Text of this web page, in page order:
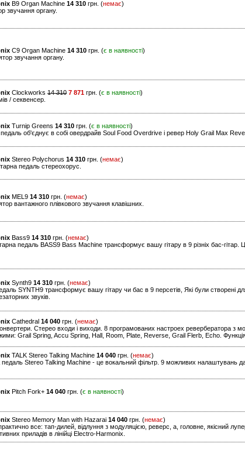
B9 Organ Machine 14 310 грн. (немає)
звучання органу.
C9 Organ Machine 14 310 грн. (є в наявності)
звучання органу.
Clockworks 14 310 7 871 грн. (є в наявності)
/ секвенсер.
Turnip Greens 14 310 грн. (є в наявності)
об'єднує в собі овердрайв Soul Food Overdrive і ревер Holy Grail Max
Stereo Polychorus 14 310 грн. (немає)
педаль стереохорус.
MEL9 14 310 грн. (немає)
вантажного плівкового звучання клавішних.
Bass9 14 310 грн. (немає)
педаль BASS9 Bass Machine трансформує вашу гітару в 9 різніх бас-
Synth9 14 310 грн. (немає)
SYNTH9 трансформує вашу гітару чи бас в 9 персетів, Які були створені
звуків.
Cathedral 14 040 грн. (немає)
Стерео входи і виходи. 8 програмованих настроех ревербератора з
Grail Spring, Accu Spring, Hall, Room, Plate, Reverse, Grail Flerb, Echo.
TALK Stereo Talking Machine 14 040 грн. (немає)
Stereo Talking Machine - це вокальний фільтр. 9 можливих налаштувань
Pitch Fork+ 14 040 грн. (є в наявності)
Stereo Memory Man with Hazarai 14 040 грн. (немає)
все: тап-дилей, відлуння з модуляцією, реверс, а, головне, якісний
приладів в лінійці Electro-Harmonix.